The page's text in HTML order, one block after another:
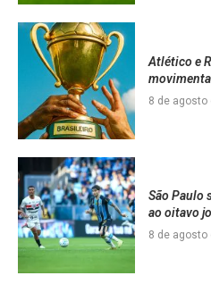
Atlético e
8 de agosto
São Paulo
ao oitavo
8 de agosto